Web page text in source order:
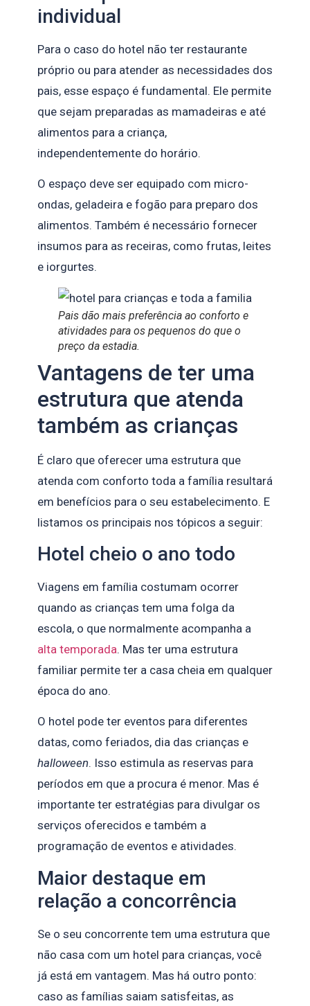
individual
Para o caso do hotel não ter restaurante
próprio ou para atender as necessidades dos
pais, esse espaço é fundamental. Ele permite
que sejam preparadas as mamadeiras e até
alimentos para a criança,
independentemente do horário.
O espaço deve ser equipado com micro-
ondas, geladeira e fogão para preparo dos
alimentos. Também é necessário fornecer
insumos para as receiras, como frutas, leites
e iorgurtes.
Pais dão mais preferência ao conforto e
atividades para os pequenos do que o
preço da estadia.
Vantagens de ter uma
estrutura que atenda
também as crianças
É claro que oferecer uma estrutura que
atenda com conforto toda a família resultará
em benefícios para o seu estabelecimento. E
listamos os principais nos tópicos a seguir:
Hotel cheio o ano todo
Viagens em família costumam ocorrer
quando as crianças tem uma folga da
escola, o que normalmente acompanha a
alta temporada. Mas ter uma estrutura
familiar permite ter a casa cheia em qualquer
época do ano.
O hotel pode ter eventos para diferentes
datas, como feriados, dia das crianças e
halloween. Isso estimula as reservas para
períodos em que a procura é menor. Mas é
importante ter estratégias para divulgar os
serviços oferecidos e também a
programação de eventos e atividades.
Maior destaque em
relação a concorrência
Se o seu concorrente tem uma estrutura que
não casa com um hotel para crianças, você
já está em vantagem. Mas há outro ponto:
caso as famílias saiam satisfeitas, as